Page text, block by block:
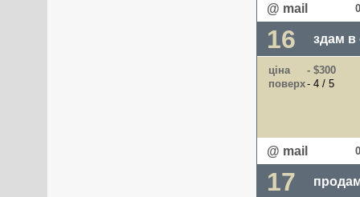
@ mail
16 здам в
ціна
- $300
поверх- 4 / 5
@ mail
17